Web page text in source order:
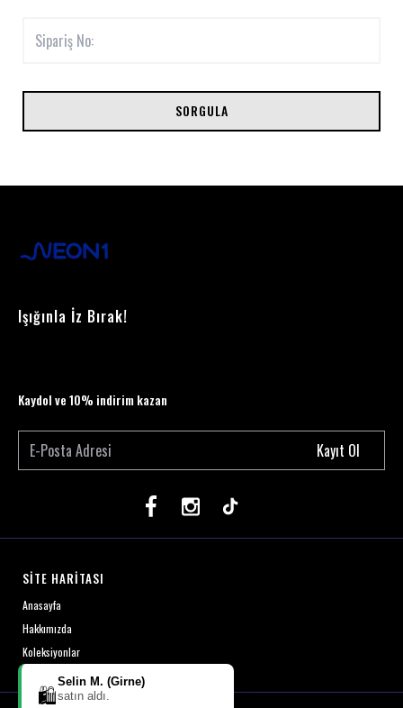
SORGULA
Işığınla İz Bırak!
Kaydol ve 10% indirim kazan
Kayıt Ol
SİTE HARİTASI
Anasayfa
Hakkımızda
Koleksiyonlar
🛍️
Selin M. (Girne)
satın aldı.